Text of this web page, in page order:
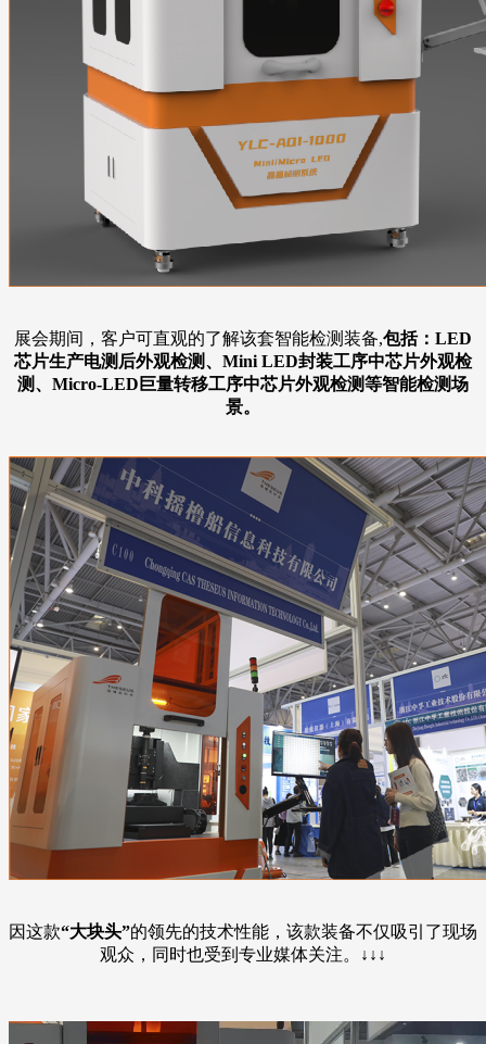
展会期间，客户可直观的了解该套智能检测装备,包括：LED
芯片生产电测后外观检测、Mini LED封装工序中芯片外观检
测、Micro-LED巨量转移工序中芯片外观检测等智能检测场
景。
因这款“大块头”的领先的技术性能，该款装备不仅吸引了现场
观众，同时也受到专业媒体关注。
↓↓↓